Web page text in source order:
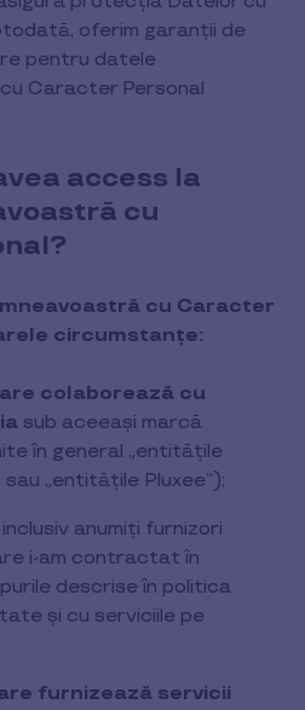
oferim garanții de
pentru datele
Caracter Personal
access la
cu
cu Caracter
circumstanțe:
colaborează cu
sub aceeași marcă
în general „entitățile
sau „entitățile Pluxee”);
inclusiv anumiți furnizori
i-am contractat în
descrise în politica
și cu serviciile pe
furnizează servicii